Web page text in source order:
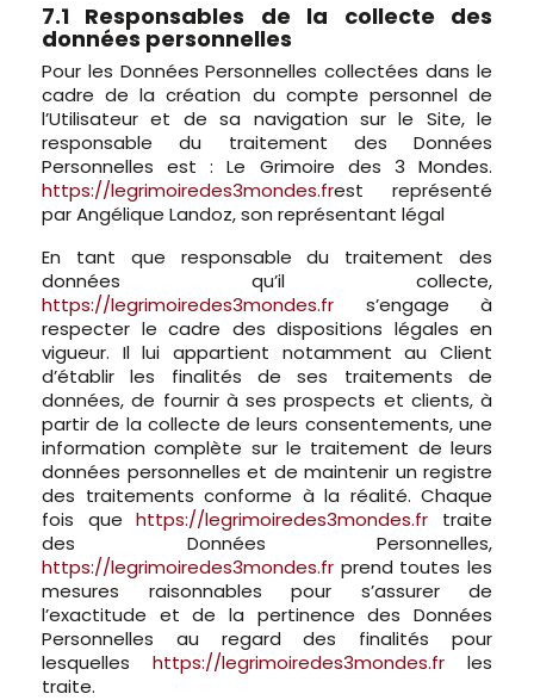
7.1 Responsables de la collecte des
données personnelles
Pour les Données Personnelles collectées dans le
cadre de la création du compte personnel de
l’Utilisateur et de sa navigation sur le Site, le
responsable du traitement des Données
Personnelles est : Le Grimoire des 3 Mondes.
https://legrimoiredes3mondes.frest représenté
par Angélique Landoz, son représentant légal
En tant que responsable du traitement des
données qu’il collecte,
https://legrimoiredes3mondes.fr s’engage à
respecter le cadre des dispositions légales en
vigueur. Il lui appartient notamment au Client
d’établir les finalités de ses traitements de
données, de fournir à ses prospects et clients, à
partir de la collecte de leurs consentements, une
information complète sur le traitement de leurs
données personnelles et de maintenir un registre
des traitements conforme à la réalité. Chaque
fois quehttps://legrimoiredes3mondes.fr traite
des Données Personnelles,
https://legrimoiredes3mondes.fr prend toutes les
mesures raisonnables pour s’assurer de
l’exactitude et de la pertinence des Données
Personnelles au regard des finalités pour
lesquelles https://legrimoiredes3mondes.fr les
traite.